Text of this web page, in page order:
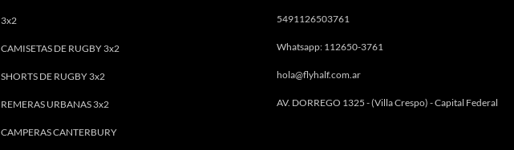
3x2
CAMISETAS DE RUGBY 3x2
SHORTS DE RUGBY 3x2
REMERAS URBANAS 3x2
CAMPERAS CANTERBURY
5491126503761
Whatsapp: 112650-3761
hola@flyhalf.com.ar
AV. DORREGO 1325 - (Villa Crespo) - Capital Federal